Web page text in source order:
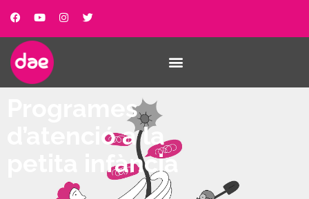
Programes
d’atenció a la
petita infància